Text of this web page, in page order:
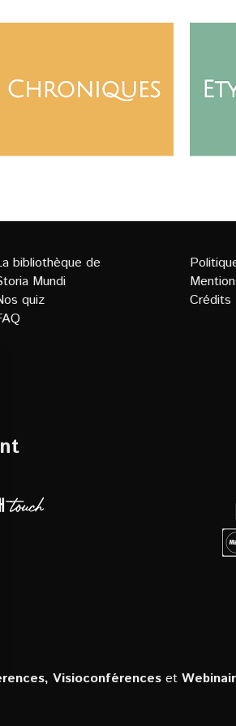
bibliothèque de
Mundi
quiz
Crédits
Visioconférences et